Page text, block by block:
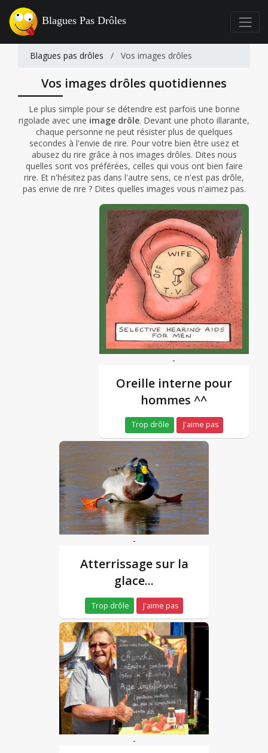
Blagues Pas Drôles
Blagues pas drôles / Vos images drôles
Vos images drôles quotidiennes
Le plus simple pour se détendre est parfois une bonne
rigolade avec une image drôle. Devant une photo illarante,
chaque personne ne peut résister plus de quelques
secondes à l'envie de rire. Pour votre bien être usez et
abusez du rire grâce à nos images drôles. Dites nous
quelles sont vos préférées, celles qui vous ont bien faire
rire. Et n'hésitez pas dans l'autre sens, ce n'est pas drôle,
pas envie de rire ? Dites quelles images vous n'aimez pas.
-
Oreille interne pour
hommes ^^
Trop drôle J'aime pas
-
Atterrissage sur la
glace...
Trop drôle J'aime pas
-